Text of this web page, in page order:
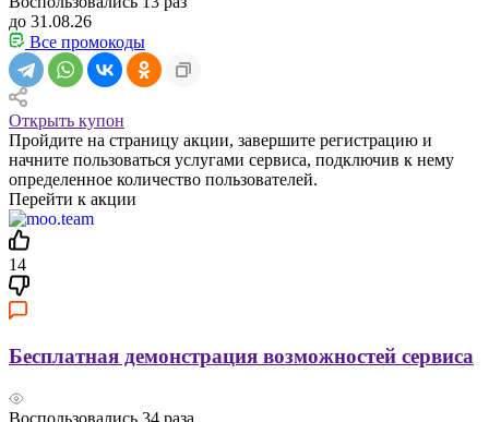
до 31.08.26
Все промокоды
Открыть купон
Пройдите на страницу акции, завершите регистрацию и
начните пользоваться услугами сервиса, подключив к нему
определенное количество пользователей.
Перейти к акции
14
Бесплатная демонстрация возможностей сервиса
Воспользовались 34 раза